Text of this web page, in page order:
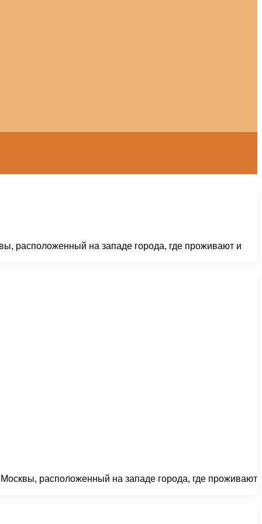
расположенный на западе города, где проживают и
расположенный на западе города, где проживают